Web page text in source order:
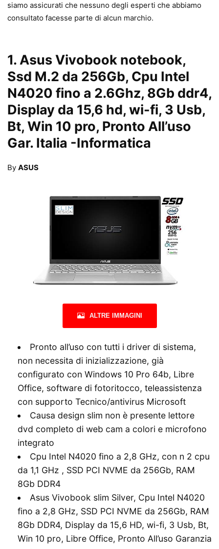
siamo assicurati che nessuno degli esperti che abbiamo
consultato facesse parte di alcun marchio.
1.Asus Vivobook notebook,
Ssd M.2 da 256Gb, Cpu Intel
N4020 fino a 2.6Ghz, 8Gb ddr4,
Display da 15,6 hd, wi-fi, 3 Usb,
Bt, Win 10 pro, Pronto All’uso
Gar. Italia -Informatica
By ASUS
ALTRE IMMAGINI
Pronto all’uso con tutti i driver di sistema,
non necessita di inizializzazione, già
configurato con Windows 10 Pro 64b, Libre
Office, software di fotoritocco, teleassistenza
con supporto Tecnico/antivirus Microsoft
Causa design slim non è presente lettore
dvd completo di web cam a colori e microfono
integrato
Cpu Intel N4020 fino a 2,8 GHz, con n 2 cpu
da 1,1 GHz , SSD PCI NVME da 256Gb, RAM
8Gb DDR4
Asus Vivobook slim Silver, Cpu Intel N4020
fino a 2,8 GHz, SSD PCI NVME da 256Gb, RAM
8Gb DDR4, Display da 15,6 HD, wi-fi, 3 Usb, Bt,
Win 10 pro, Libre Office, Pronto All’uso Garanzia